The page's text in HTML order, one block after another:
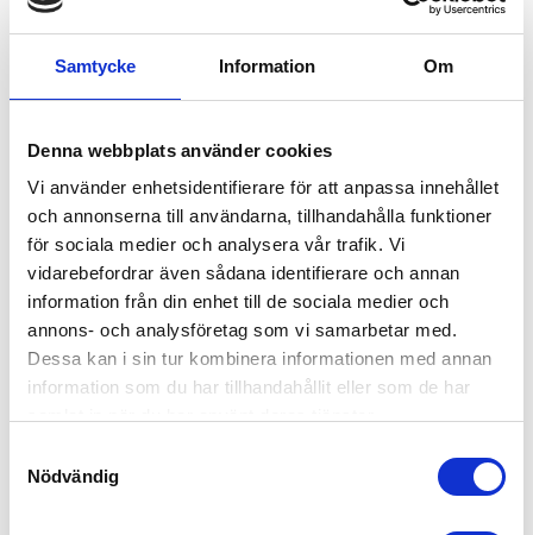
Samtycke Information Om
Denna webbplats använder cookies
Vi använder enhetsidentifierare för att anpassa innehållet
och annonserna till användarna, tillhandahålla funktioner
för sociala medier och analysera vår trafik. Vi
vidarebefordrar även sådana identifierare och annan
information från din enhet till de sociala medier och
annons- och analysföretag som vi samarbetar med.
Dessa kan i sin tur kombinera informationen med annan
information som du har tillhandahållit eller som de har
Nödvändig
AUTOROLL 35MM 1000KG
ENKELKROK (STYCK)
Köp självupprullande
enkelkrokar | Undvik trassel
Spännband & Bandsurrning
KÖP
AUTOROLL 500 KG
Köp självupprullande
| Undvik trassel med smart
INFO
ANDRA KÖPTE ÄVEN